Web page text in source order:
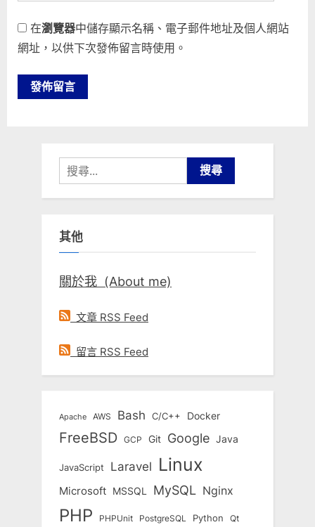
在瀏覽器中儲存顯示名稱、電子郵件地址及個人網站
網址，以供下次發佈留言時使用。
搜
尋
關
字:
其他
關於我 (About me)
文章 RSS Feed
留言 RSS Feed
Apache AWS Bash C/C++ Docker
FreeBSD GCP Git Google Java
JavaScript Laravel Linux
Microsoft MSSQL MySQL Nginx
PHP PHPUnit PostgreSQL Python Qt